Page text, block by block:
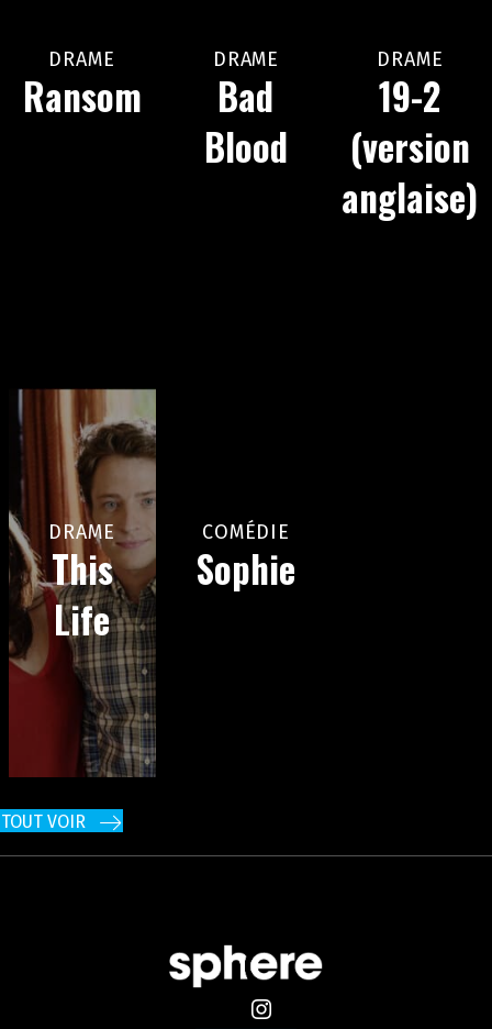
DRAME
Ransom
DRAME
Bad
Blood
DRAME
19-2
(version
anglaise)
DRAME
This
Life
COMÉDIE
Sophie
TOUT VOIR